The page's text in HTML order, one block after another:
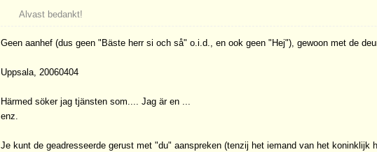
Alvast bedankt!
Geen aanhef (dus geen "Bäste herr si och så" o.i.d., en ook geen "Hej"), gewoon met de
Uppsala, 20060404
Härmed söker jag tjänsten som.... Jag är en ...
enz.
Je kunt de geadresseerde gerust met "du" aanspreken (tenzij het iemand van het koninklijk